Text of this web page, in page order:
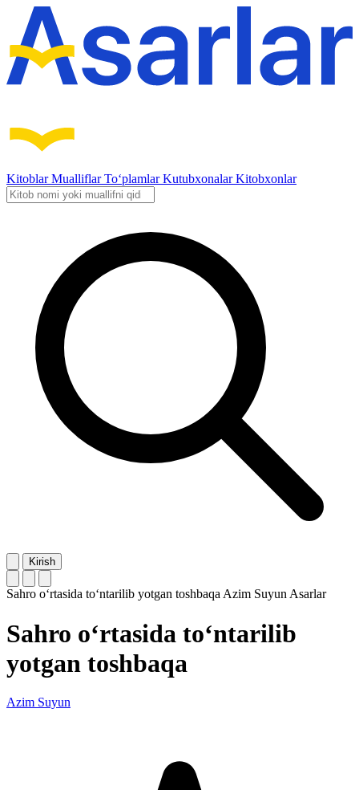
KitoblarMualliflarTo‘plamlarKutubxonalarKitobxonlar
Kirish
Sahro o‘rtasida to‘ntarilib yotgan toshbaqaAzim SuyunAsarlar
Sahro o‘rtasida to‘ntarilib
yotgan toshbaqa
Azim Suyun